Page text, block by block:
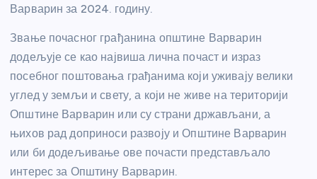
Варварин за 2024. годину.
Звање почасног грађанина општине Варварин
додељује се као највиша лична почаст и израз
посебног поштовања грађанима који уживају велики
углед у земљи и свету, а који не живе на територији
Општине Варварин или су страни држављани, а
њихов рад доприноси развоју и Општине Варварин
или би додељивање ове почасти представљало
интерес за Општину Варварин.